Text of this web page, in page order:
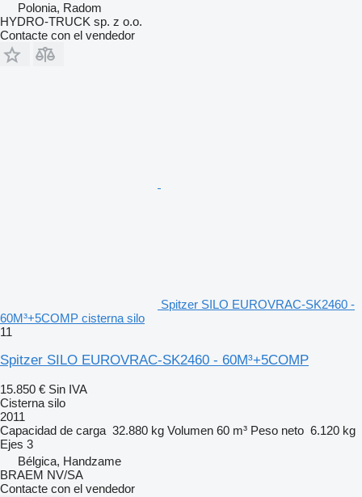
Polonia, Radom
HYDRO-TRUCK sp. z o.o.
Contacte con el vendedor
Spitzer SILO EUROVRAC-SK2460 -
60M³+5COMP cisterna silo
11
Spitzer SILO EUROVRAC-SK2460 - 60M³+5COMP
15.850 € Sin IVA
Cisterna silo
2011
Capacidad de carga 32.880 kg Volumen 60 m³ Peso neto 6.120 kg
Ejes 3
Bélgica, Handzame
BRAEM NV/SA
Contacte con el vendedor